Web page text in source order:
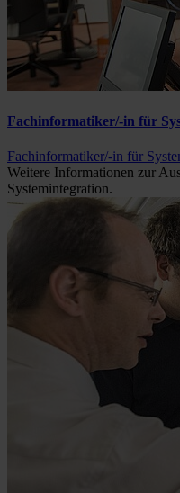
Fachinformatiker/-in für
Fachinformatiker/-in für
Weitere Informationen zur
Systemintegration.